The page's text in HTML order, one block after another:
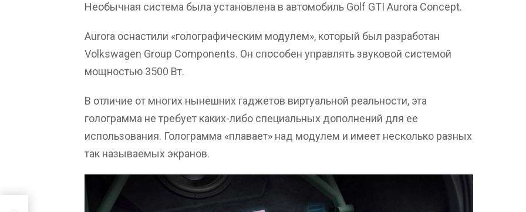
Необычная система была установлена в автомобиль Golf GTI Aurora Concept.
Aurora оснастили «голографическим модулем», который был разработан
Volkswagen Group Components. Он способен управлять звуковой системой
мощностью 3500 Вт.
В отличие от многих нынешних гаджетов виртуальной реальности, эта
голограмма не требует каких-либо специальных дополнений для ее
использования. Голограмма «плавает» над модулем и имеет несколько разных
так называемых экранов.